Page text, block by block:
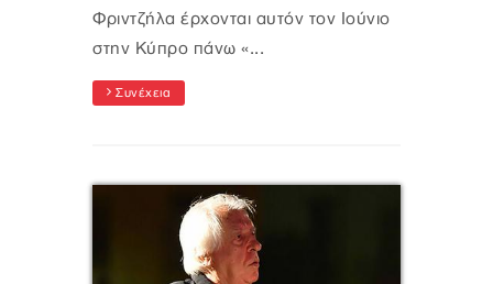
Φριντζήλα έρχονται αυτόν τον Ιούνιο
στην Κύπρο πάνω «...
Συνέχεια